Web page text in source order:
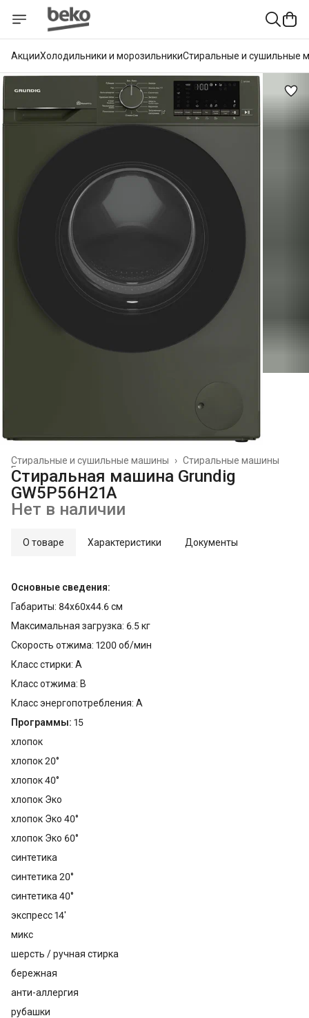
АкцииХолодильники и морозильникиСтиральные и сушильные
Стиральные машины
Стиральные и сушильные машины
›
Главная
Стиральная машина Grundig
GW5P56H21A
Нет в наличии
О товаре Характеристики Документы
Основные сведения:
Габариты: 84x60x44.6 см
Максимальная загрузка: 6.5 кг
Скорость отжима: 1200 об/мин
Класс стирки: A
Класс отжима: B
Класс энергопотребления: A
Программы: 15
хлопок
хлопок 20°
хлопок 40°
хлопок Эко
хлопок Эко 40°
хлопок Эко 60°
синтетика
синтетика 20°
синтетика 40°
экспресс 14'
микс
шерсть / ручная стирка
бережная
анти-аллергия
рубашки